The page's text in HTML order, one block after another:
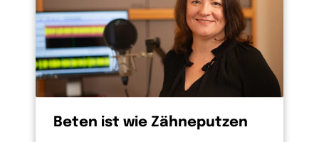
Beten ist wie Zähneputzen